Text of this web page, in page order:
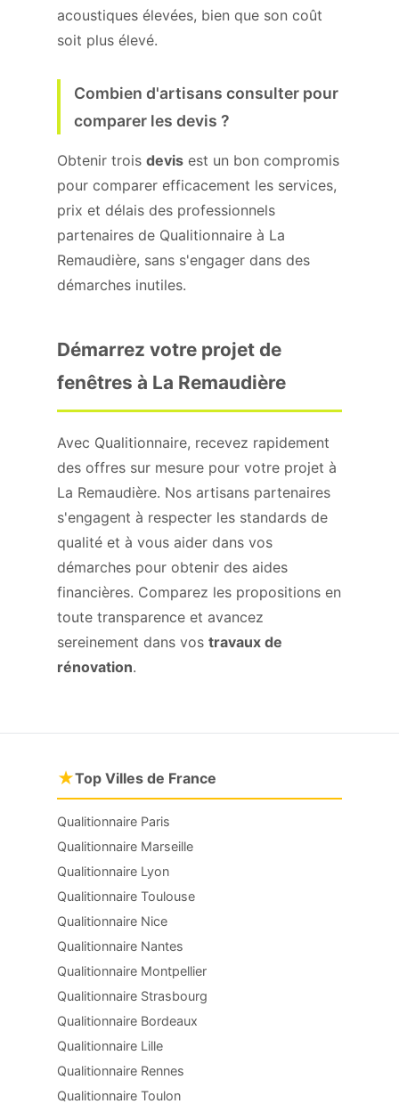
acoustiques élevées, bien que son coût
soit plus élevé.
Combien d'artisans consulter pour
comparer les devis ?
Obtenir trois devis est un bon compromis
pour comparer efficacement les services,
prix et délais des professionnels
partenaires de Qualitionnaire à La
Remaudière, sans s'engager dans des
démarches inutiles.
Démarrez votre projet de
fenêtres à La Remaudière
Avec Qualitionnaire, recevez rapidement
des offres sur mesure pour votre projet à
La Remaudière. Nos artisans partenaires
s'engagent à respecter les standards de
qualité et à vous aider dans vos
démarches pour obtenir des aides
financières. Comparez les propositions en
toute transparence et avancez
sereinement dans vos travaux de
rénovation.
★Top Villes de France
Qualitionnaire Paris
Qualitionnaire Marseille
Qualitionnaire Lyon
Qualitionnaire Toulouse
Qualitionnaire Nice
Qualitionnaire Nantes
Qualitionnaire Montpellier
Qualitionnaire Strasbourg
Qualitionnaire Bordeaux
Qualitionnaire Lille
Qualitionnaire Rennes
Qualitionnaire Toulon